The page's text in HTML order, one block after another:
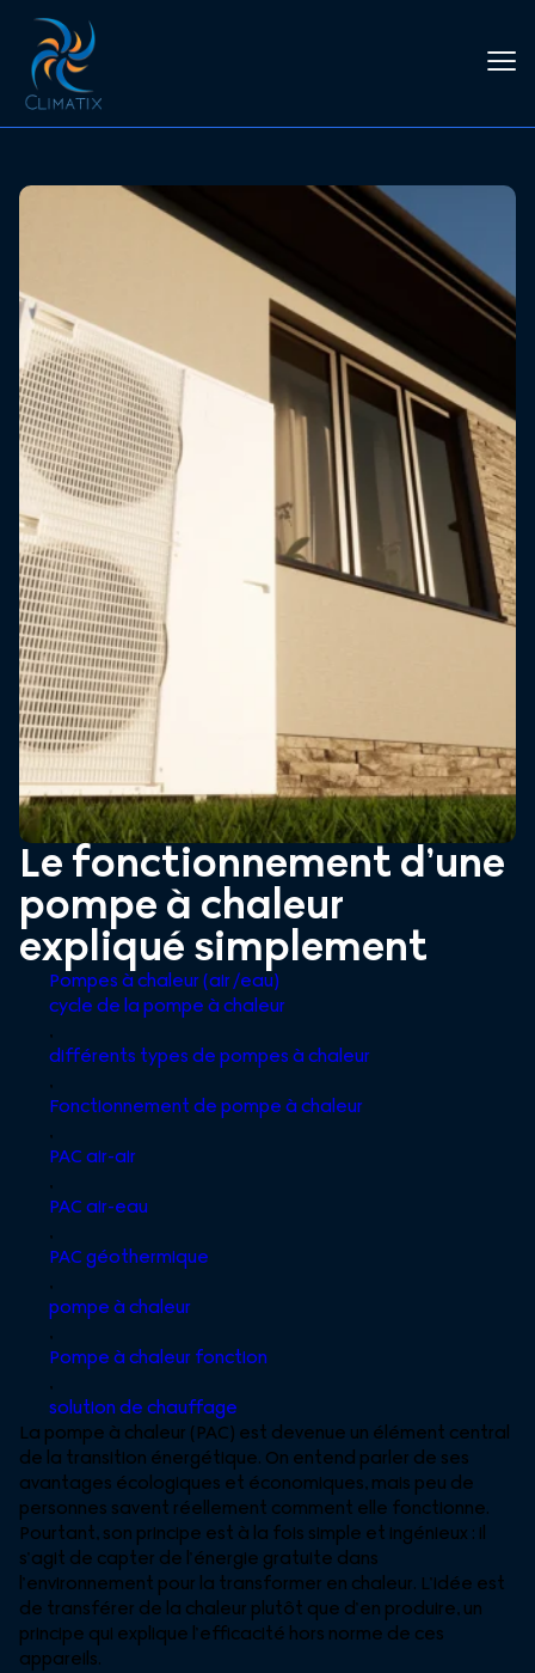
Le fonctionnement d’une
pompe à chaleur
expliqué simplement
Pompes à chaleur (air /eau)
cycle de la pompe à chaleur
,
différents types de pompes à chaleur
,
Fonctionnement de pompe à chaleur
,
PAC air-air
,
PAC air-eau
,
PAC géothermique
,
pompe à chaleur
,
Pompe à chaleur fonction
,
solution de chauffage
La pompe à chaleur (PAC) est devenue un élément central
de la transition énergétique. On entend parler de ses
avantages écologiques et économiques, mais peu de
personnes savent réellement comment elle fonctionne.
Pourtant, son principe est à la fois simple et ingénieux : il
s’agit de capter de l’énergie gratuite dans
l’environnement pour la transformer en chaleur. L’idée est
de transférer de la chaleur plutôt que d’en produire, un
principe qui explique l’efficacité hors norme de ces
appareils.